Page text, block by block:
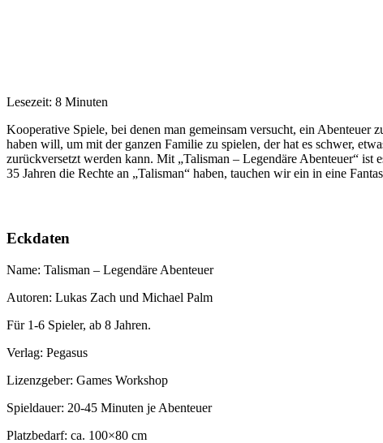
Lesezeit: 8 Minuten
Kooperative Spiele, bei denen man gemeinsam versucht, ein
haben will, um mit der ganzen Familie zu spielen, der hat es schwer,
zurückversetzt werden kann. Mit „Talisman – Legendäre Abenteuer“
35 Jahren die Rechte an „Talisman“ haben, tauchen wir ein in eine
Eckdaten
Name: Talisman – Legendäre Abenteuer
Autoren: Lukas Zach und Michael Palm
Für 1-6 Spieler, ab 8 Jahren.
Verlag: Pegasus
Lizenzgeber: Games Workshop
Spieldauer: 20-45 Minuten je Abenteuer
Platzbedarf: ca. 100×80 cm